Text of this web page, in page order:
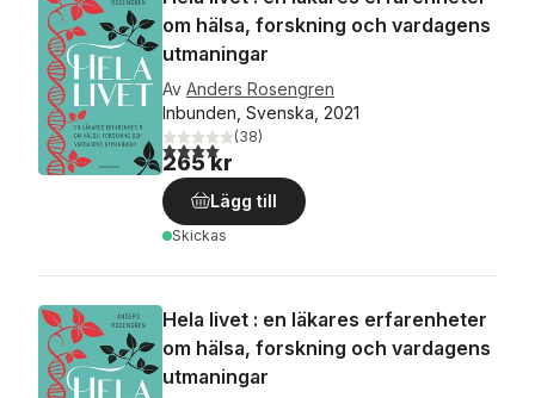
om hälsa, forskning och vardagens
utmaningar
Av Anders Rosengren
Inbunden, Svenska, 2021
4,0utav 5 stjärnor. Totalt antal röster:
(38)
265 kr
Lägg till
Skickas
Hela livet : en läkares erfarenheter
om hälsa, forskning och vardagens
utmaningar